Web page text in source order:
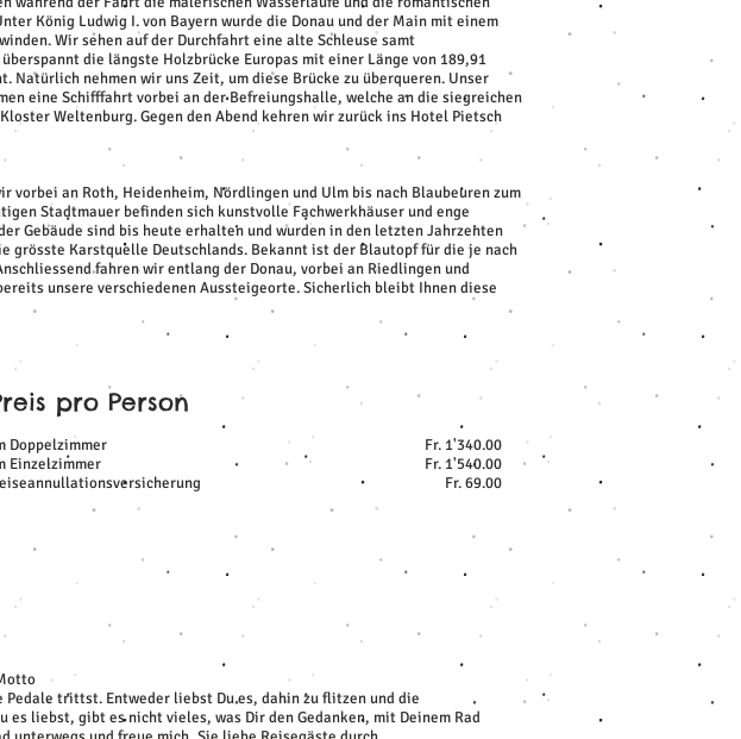
König Ludwig I. von Bayern wurde die Donau und der Main mit einem
Wir sehen auf der Durchfahrt eine alte Schleuse samt
die längste Holzbrücke Europas mit einer Länge von 189,91
Natürlich nehmen wir uns Zeit, um diese Brücke zu überqueren. Unser
eine Schifffahrt vorbei an der Befreiungshalle, welche an die siegreichen
Weltenburg. Gegen den Abend kehren wir zurück ins Hotel Pietsch
vorbei an Roth, Heidenheim, Nördlingen und Ulm bis nach Blaubeuren zum
Stadtmauer befinden sich kunstvolle Fachwerkhäuser und enge
Gebäude sind bis heute erhalten und wurden in den letzten Jahrzenten
Karstquelle Deutschlands. Bekannt ist der Blautopf für die je nach
fahren wir entlang der Donau, vorbei an Riedlingen und
unsere verschiedenen Aussteigeorte. Sicherlich bleibt Ihnen diese
pro Person
Doppelzimmer
Einzelzimmer
Fr. 1'340.00
Fr. 1'540.00
Fr. 69.00
trittst. Entweder liebst Du es, dahin zu flitzen und die
es liebst, gibt es nicht vieles, was Dir den Gedanken, mit Deinem Rad